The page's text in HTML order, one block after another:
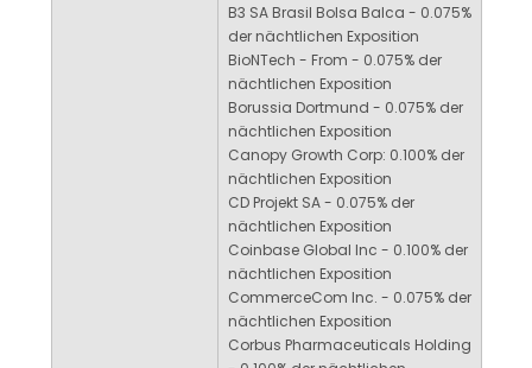
B3 SA Brasil Bolsa Balca - 0.075%
der nächtlichen Exposition
BioNTech - From - 0.075% der
nächtlichen Exposition
Borussia Dortmund - 0.075% der
nächtlichen Exposition
Canopy Growth Corp: 0.100% der
nächtlichen Exposition
CD Projekt SA - 0.075% der
nächtlichen Exposition
Coinbase Global Inc - 0.100% der
nächtlichen Exposition
CommerceCom Inc. - 0.075% der
nächtlichen Exposition
Corbus Pharmaceuticals Holding